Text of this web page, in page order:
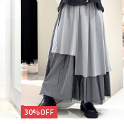
30%OFF